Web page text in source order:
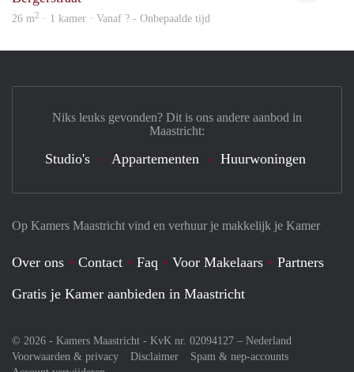
26 m2 · 1 kamer · Vanaf ? - Onbepaalde tijd
Op Kamers Maastricht vind en verhuur je makkelijk je Kamer
Over ons Contact Faq Voor Makelaars
Partners
Gratis je Kamer aanbieden in Maastricht
© 2026 - Kamers Maastricht - KvK nr. 02094127 – Nederland
Voorwaarden & privacy
Disclaimer
Spam & nep-accounts
Niks leuks gevonden? Dit is ons andere aanbod in
Maastricht:
Studio's Appartementen Huurwoningen